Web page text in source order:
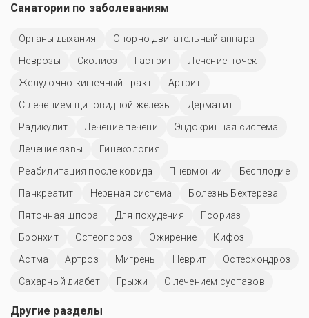
Санатории по заболеваниям
Органы дыхания
Опорно-двигательный аппарат
Неврозы
Сколиоз Гастрит
Лечение почек
Желудочно-кишечный тракт
Артрит
С лечением щитовидной железы
Дерматит
Радикулит
Лечение печени
Эндокринная система
Лечение язвы
Гинекология
Реабилитация после ковида
Пневмонии
Бесплодие
Панкреатит
Нервная система
Болезнь Бехтерева
Пяточная шпора
Для похудения
Псориаз
Бронхит
Остеопороз Ожирение
Кифоз
Астма
Артроз Мигрень Неврит
Остеохондроз
Сахарный диабет
Грыжи С лечением суставов
Другие разделы